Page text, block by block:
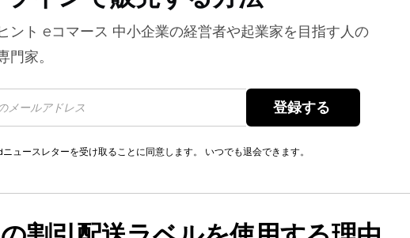
ント eコマース 中小企業の経営者や起業家を目指す人の
門家。
ュースレターを受け取ることに同意します。 いつでも退会できます。